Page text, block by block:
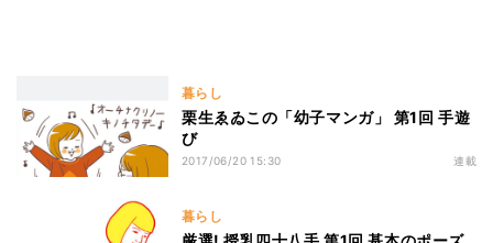
暮らし
栗生ゑゐこの「幼子マンガ」 第1回 手遊
び
2017/06/20 15:30 連載
暮らし